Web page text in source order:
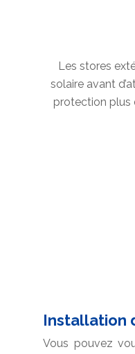
Les stores
solaire avant
protection plus
Installation
Vous pouvez